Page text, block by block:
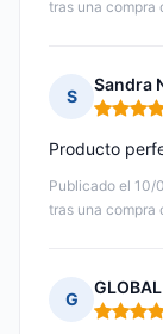
tras una
S
Sandra
Nota: 5
Publicado el 10/
tras una
Producto
G
Nota: 5